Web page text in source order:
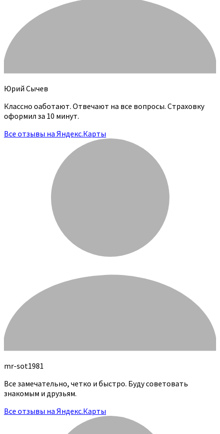
Юрий Сычев
Классно оаботают. Отвечают на все вопросы. Страховку
оформил за 10 минут.
Все отзывы на Яндекс.Карты
mr-sot1981
Все замечательно, четко и быстро. Буду советовать
знакомым и друзьям.
Все отзывы на Яндекс.Карты